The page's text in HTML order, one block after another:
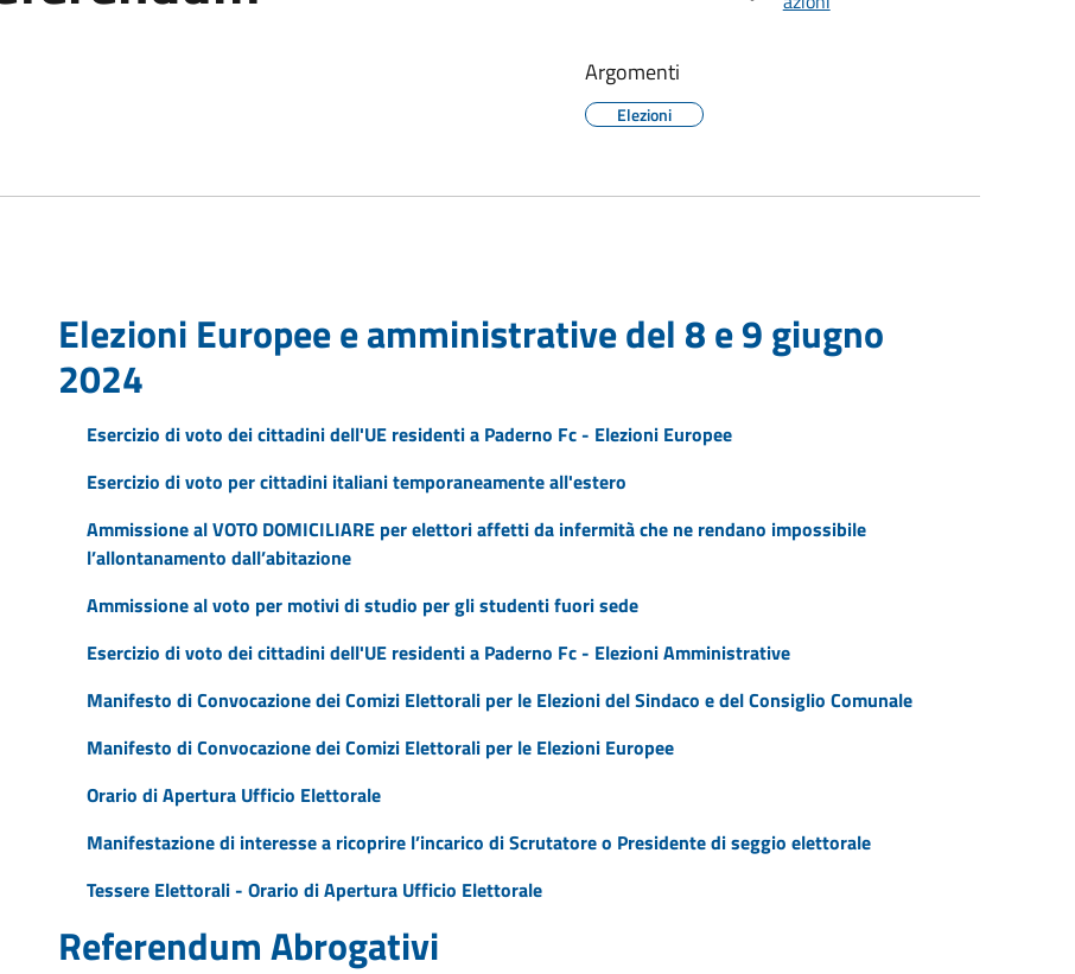
Argomenti
Elezioni
Elezioni Europee e amministrative del 8 e 9 giugno
2024
Esercizio di voto dei cittadini dell'UE residenti a Paderno Fc - Elezioni Europee
Esercizio di voto per cittadini italiani temporaneamente all'estero
Ammissione al VOTO DOMICILIARE per elettori affetti da infermità che ne rendano impossibile
l’allontanamento dall’abitazione
Ammissione al voto per motivi di studio per gli studenti fuori sede
Esercizio di voto dei cittadini dell'UE residenti a Paderno Fc - Elezioni Amministrative
Manifesto di Convocazione dei Comizi Elettorali per le Elezioni del Sindaco e del Consiglio Comunale
Manifesto di Convocazione dei Comizi Elettorali per le Elezioni Europee
Orario di Apertura Ufficio Elettorale
Manifestazione di interesse a ricoprire l’incarico di Scrutatore o Presidente di seggio elettorale
Tessere Elettorali - Orario di Apertura Ufficio Elettorale
Referendum Abrogativi